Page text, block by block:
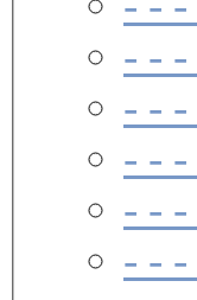
- - -
- - -
- - -
- - -
- - -